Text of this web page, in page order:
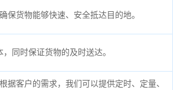
保货物能够快速、安全抵达目的地。
同时保证货物的及时送达。
客户的需求，我们可以提供定时、定量、